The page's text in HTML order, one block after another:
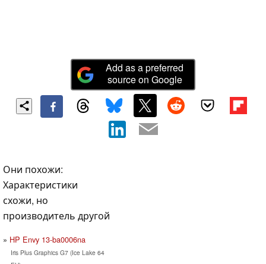
Add as a preferred
source on Google
Они похожи:
Характеристики
схожи, но
производитель другой
HP Envy 13-ba0006na
Iris Plus Graphics G7 (Ice Lake 64